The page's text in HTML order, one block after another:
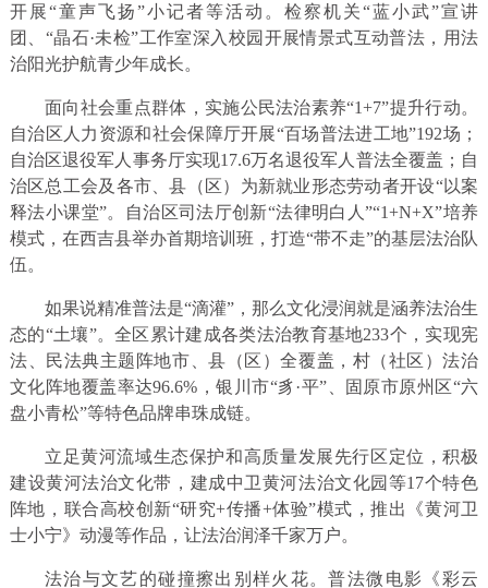
开展“童声飞扬”小记者等活动。检察机关“蓝小武”宣讲
团、“晶石·未检”工作室深入校园开展情景式互动普法，用法
治阳光护航青少年成长。
面向社会重点群体，实施公民法治素养“1+7”提升行动。
自治区人力资源和社会保障厅开展“百场普法进工地”192场；
自治区退役军人事务厅实现17.6万名退役军人普法全覆盖；自
治区总工会及各市、县（区）为新就业形态劳动者开设“以案
释法小课堂”。自治区司法厅创新“法律明白人”“1+N+X”培养
模式，在西吉县举办首期培训班，打造“带不走”的基层法治队
伍。
如果说精准普法是“滴灌”，那么文化浸润就是涵养法治生
态的“土壤”。全区累计建成各类法治教育基地233个，实现宪
法、民法典主题阵地市、县（区）全覆盖，村（社区）法治
文化阵地覆盖率达96.6%，银川市“豸·平”、固原市原州区“六
盘小青松”等特色品牌串珠成链。
立足黄河流域生态保护和高质量发展先行区定位，积极
建设黄河法治文化带，建成中卫黄河法治文化园等17个特色
阵地，联合高校创新“研究+传播+体验”模式，推出《黄河卫
士小宁》动漫等作品，让法治润泽千家万户。
法治与文艺的碰撞擦出别样火花。普法微电影《彩云